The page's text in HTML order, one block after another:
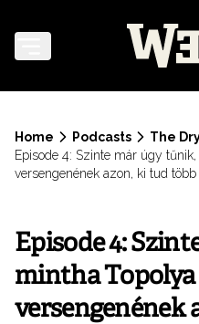
Home Podcasts
The
Episode 4: Szinte már úgy
versengenének azon, ki tud
Episode 4:
mintha
versengenének